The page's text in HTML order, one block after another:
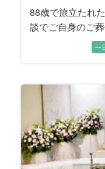
88歳で旅立たれ
談でご自身のご
方針についてお
から奥様と2人
されていたそう
様が遺された『
沿うかたちで、
ました。
一